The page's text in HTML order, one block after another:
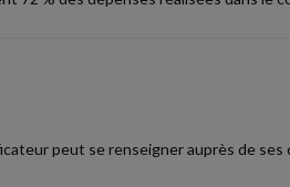
peut se renseigner auprès de